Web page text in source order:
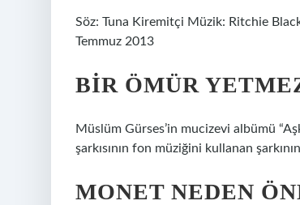
Söz: Tuna Kiremitçi Müzik: Ritchie
Temmuz 2013
BIR ÖMÜR
Müslüm Gürses’in mucizevi albümü
şarkısının fon müziğini kullanan
MONET NEDEN